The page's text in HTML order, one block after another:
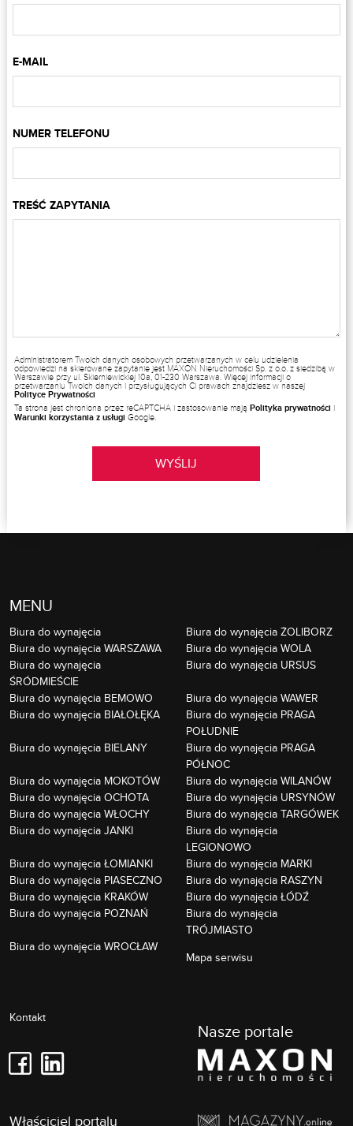
E-MAIL
NUMER TELEFONU
TREŚĆ ZAPYTANIA
Administratorem Twoich danych osobowych przetwarzanych w celu udzielenia
odpowiedzi na skierowane zapytanie jest MAXON Nieruchomości Sp. z o.o. z siedzibą w
Warszawie przy ul. Skierniewickiej 10a, 01-230 Warszawa. Więcej informacji o
przetwarzaniu Twoich danych i przysługujących Ci prawach znajdziesz w naszej
Polityce Prywatności
Ta strona jest chroniona przez reCAPTCHA i zastosowanie mają Polityka prywatności i
Warunki korzystania z usługi Google.
WYŚLIJ
MENU
Biura do wynajęcia
Biura do wynajęcia ŻOLIBORZ
Biura do wynajęcia WARSZAWA
Biura do wynajęcia WOLA
Biura do wynajęcia
ŚRÓDMIEŚCIE
Biura do wynajęcia URSUS
Biura do wynajęcia BEMOWO
Biura do wynajęcia WAWER
Biura do wynajęcia BIAŁOŁĘKA
Biura do wynajęcia PRAGA
POŁUDNIE
Biura do wynajęcia BIELANY
Biura do wynajęcia PRAGA
PÓŁNOC
Biura do wynajęcia MOKOTÓW
Biura do wynajęcia WILANÓW
Biura do wynajęcia OCHOTA
Biura do wynajęcia URSYNÓW
Biura do wynajęcia WŁOCHY
Biura do wynajęcia TARGÓWEK
Biura do wynajęcia JANKI
Biura do wynajęcia
LEGIONOWO
Biura do wynajęcia ŁOMIANKI
Biura do wynajęcia MARKI
Biura do wynajęcia PIASECZNO
Biura do wynajęcia RASZYN
Biura do wynajęcia KRAKÓW
Biura do wynajęcia ŁÓDŹ
Biura do wynajęcia POZNAŃ
Biura do wynajęcia
TRÓJMIASTO
Biura do wynajęcia WROCŁAW
Mapa serwisu
Kontakt
Właściciel portalu
Nasze portale